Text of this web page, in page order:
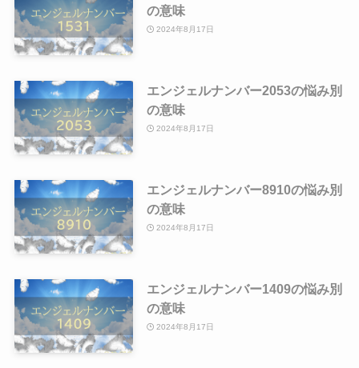
の意味
2024年8月17日
エンジェルナンバー2053の悩み別
の意味
2024年8月17日
エンジェルナンバー8910の悩み別
の意味
2024年8月17日
エンジェルナンバー1409の悩み別
の意味
2024年8月17日